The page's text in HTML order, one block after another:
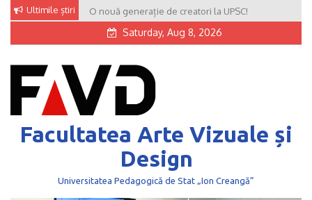
Skip
Ultimile știri O nouă generație de creatori la UPSC!
Saturday, Aug 8, 2026
Facultatea Arte Vizuale și
Design
Universitatea Pedagogică de Stat „Ion Creangă”